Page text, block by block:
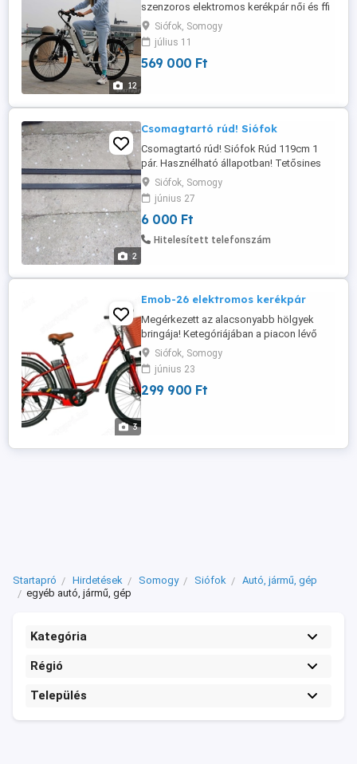
12
szenzoros elektromos kerékpár női és ffi
változatban. Számla, garancia,
házhozszállítás. Nyomaték szenzor,
esztétikus forma, magas műszaki
tartalom, három év garancia! Választható:
32km ...
Siófok, Somogy
július 11
569 000 Ft
2
Csomagtartó rúd! Siófok
Csomagtartó rúd! Siófok Rúd 119cm 1
pár. Hasznélható állapotban! Tetősines
gépkocsikra könnyen rögzíthető.
Siófokon! Ne írj! Hívhatsz telefonon vagy
Whatsappon!
Siófok, Somogy
június 27
6 000 Ft
Hitelesített telefonszám
3
Emob-26 elektromos kerékpár
Megérkezett az alacsonyabb hölgyek
bringája! Ketegóriájában a piacon lévő
lítiumus elektromos kerékpárok között a
legjobb ár-érték arányú modell. Gázkar
opcionális, felszerelve +15.000Ft.
Siófok, Somogy
június 23
299 900 Ft
Startapró Hirdetések Somogy Siófok
Autó, jármű, gép
egyéb autó, jármű, gép
Kategória
Régió
Település